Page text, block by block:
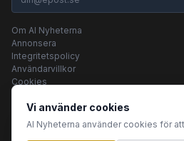
Om AI Nyheterna
Annonsera
Integritetspolicy
Användarvillkor
Cookies
Vi använder cookies
AI Nyheterna använder cookies för